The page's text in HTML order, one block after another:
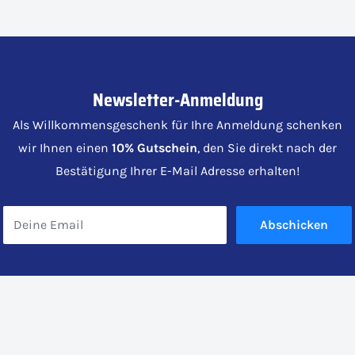
Newsletter-Anmeldung
Als Willkommensgeschenk für Ihre Anmeldung schenken
wir Ihnen einen 10% Gutschein, den Sie direkt nach der
Bestätigung Ihrer E-Mail Adresse erhalten!
Deine Email Abschicken